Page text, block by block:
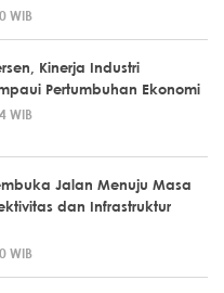
WIB
Kinerja Industri
Pertumbuhan Ekonomi
WIB
Jalan Menuju Masa
dan Infrastruktur
WIB